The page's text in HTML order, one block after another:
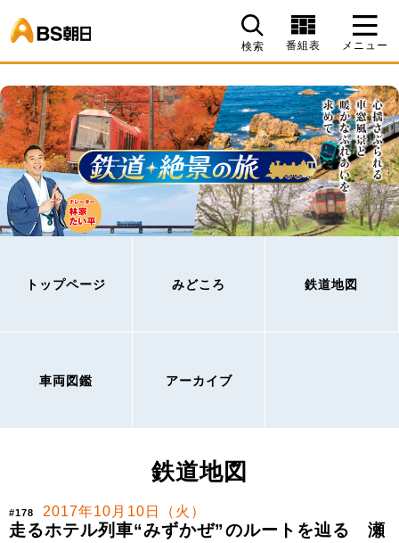
検索 番組表 メニュー
トップページ みどころ 鉄道地図
車両図鑑 アーカイブ
鉄道地図
#178 2017年10月10日（火）
走るホテル列車“みずかぜ”のルートを辿る 瀬